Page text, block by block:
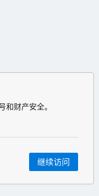
财产安全。
继续访问